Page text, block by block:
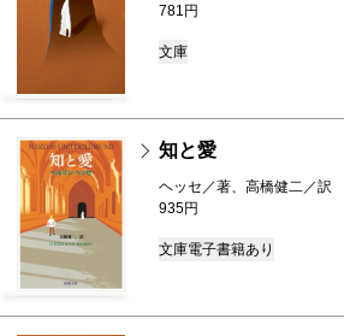
781円
文庫
知と愛
ヘッセ／著、高橋健二／訳
935円
文庫電子書籍あり